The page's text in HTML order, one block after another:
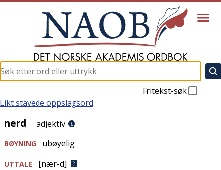
Fritekst-søk
nerd
Likt stavede oppslagsord
nerd adjektiv
BØYNING ubøyelig
UTTALE [nær-d]